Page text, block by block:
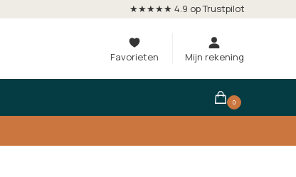
★★★★★ 4.9 op Trustpilot
Favorieten Mijn rekening
0